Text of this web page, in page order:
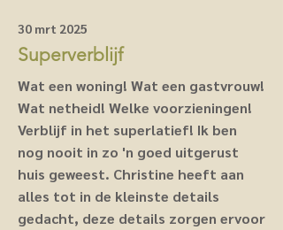
30 mrt 2025
Superverblijf
Wat een woning! Wat een gastvrouw!
Wat netheid! Welke voorzieningen!
Verblijf in het superlatief! Ik ben
nog nooit in zo 'n goed uitgerust
huis geweest. Christine heeft aan
alles tot in de kleinste details
gedacht, deze details zorgen ervoor